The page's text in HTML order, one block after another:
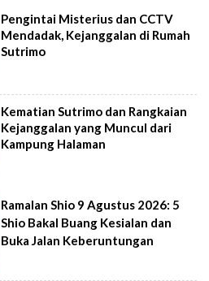
Pengintai Misterius dan CCTV
Mendadak, Kejanggalan di Rumah
Sutrimo
Kematian Sutrimo dan Rangkaian
Kejanggalan yang Muncul dari
Kampung Halaman
Ramalan Shio 9 Agustus 2026: 5
Shio Bakal Buang Kesialan dan
Buka Jalan Keberuntungan